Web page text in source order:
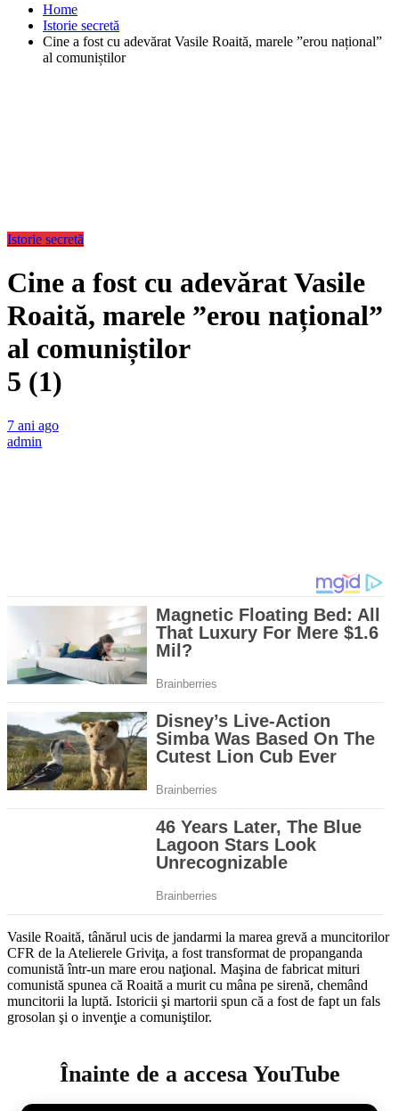
Home
Istorie secretă
Cine a fost cu adevărat Vasile Roaită, marele ”erou național”
al comuniștilor
Istorie secretă
Cine a fost cu adevărat Vasile
Roaită, marele ”erou național”
al comuniștilor
5 (1)
7 ani ago
admin
Vasile Roaită, tânărul ucis de jandarmi la marea grevă a muncitorilor
CFR de la Atelierele Griviţa, a fost transformat de propanganda
comunistă într-un mare erou naţional. Maşina de fabricat mituri
comunistă spunea că Roaită a murit cu mâna pe sirenă, chemând
muncitorii la luptă. Istoricii şi martorii spun că a fost de fapt un fals
grosolan şi o invenţie a comuniştilor.
Înainte de a accesa YouTube